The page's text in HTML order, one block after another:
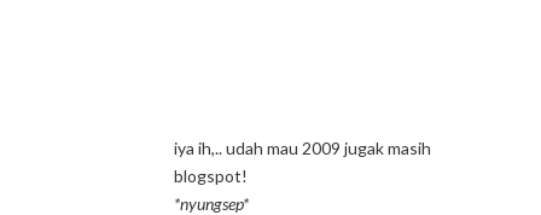
iya ih,.. udah mau 2009 jugak masih
blogspot!
*nyungsep*